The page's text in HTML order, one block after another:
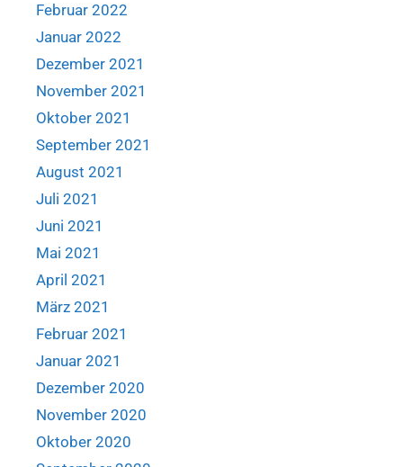
Februar 2022
Januar 2022
Dezember 2021
November 2021
Oktober 2021
September 2021
August 2021
Juli 2021
Juni 2021
Mai 2021
April 2021
März 2021
Februar 2021
Januar 2021
Dezember 2020
November 2020
Oktober 2020